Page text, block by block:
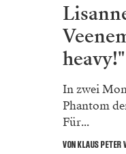
heavy!"
In zwei
Phantom
Für...
VON KLAUS PETER